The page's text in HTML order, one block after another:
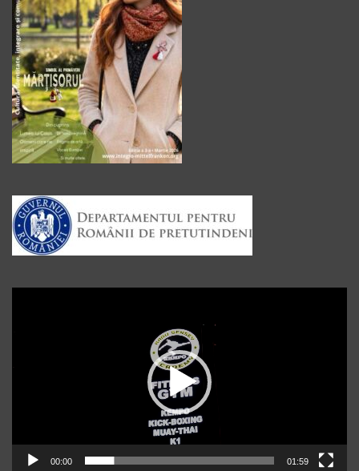
00:00 01:59